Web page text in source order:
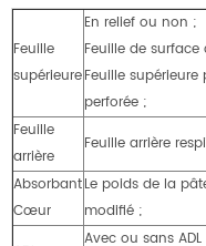
Feuille
supérieure
En relief ou non ;
Feuille de
Feuille
perforée ;
Feuille
arrière
Feuille arrière
Absorbant
Cœur
Le poids de la
modifié ;
Avec ou sans ADL